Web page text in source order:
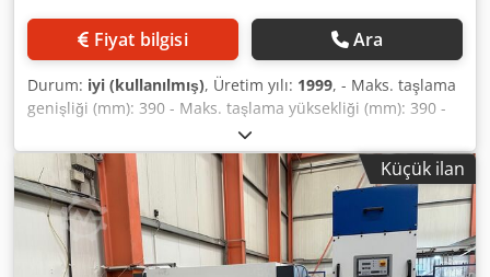
Fiyat bilgisi Ara
Durum: iyi (kullanılmış), Üretim yılı: 1999, - Maks. taşlama
genişliği (mm): 390 - Maks. taşlama yüksekliği (mm): 390 -
Üstten taşlama pabucu: 1 - Taşlama motoru (kW): 7,5 -
Taşlama bandı boyutları (mm): 300 x 1800 - Taşıma bandı:
malzeme ilerlemesi için - Besleme hızları (m/dak): 6/11/16 -
Emme bağlantısı çapı (mm): 150 - Sabit tabla yüksekliği -
Pnömatik taşlama bandı osilasyonu Cjdpfx Agjy Avzvsmsrf -
Pnömatik taşlama bandı gerdirme - Özel HBS taşlama
pabucu: kalınlık farkları 4 mm’ye kadar olan veya eğri iş
Küçük ilan